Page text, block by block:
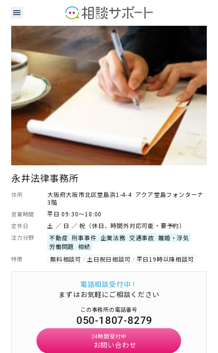
永井法律事務所
住所
大阪府大阪市北区堂島浜1-4-4 アクア堂島フォンターナ
3階
営業時間 平日 09:30～18:00
定休日 土 ／ 日 ／ 祝（休日、時間外対応可能・要予約）
注力分野 不動産 刑事事件 企業法務 交通事故 離婚・浮気
労働問題 相続
特徴 無料相談可 土日祝日相談可 平日19時以降相談可
電話相談受付中！
まずはお気軽にご相談ください
この事務所の電話番号
050-1807-8279
24時間受付中
お問い合わせ